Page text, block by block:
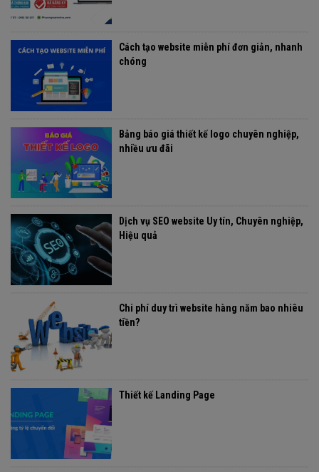
Cách tạo website miễn phí đơn giản, nhanh
chóng
Bảng báo giá thiết kế logo chuyên nghiệp,
nhiều ưu đãi
Dịch vụ SEO website Uy tín, Chuyên nghiệp,
Hiệu quả
Chi phí duy trì website hàng năm bao nhiêu
tiền?
Thiết kế Landing Page